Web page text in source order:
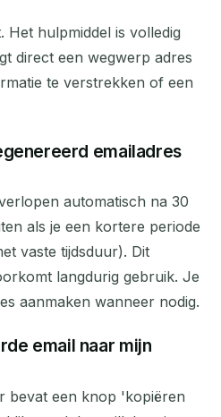
Het hulpmiddel is volledig
direct een wegwerp adres
te verstrekken of een
emailadres
automatisch na 30
als je een kortere periode
vaste tijdsduur). Dit
langdurig gebruik. Je
aanmaken wanneer nodig.
email naar mijn
bevat een knop 'kopiëren